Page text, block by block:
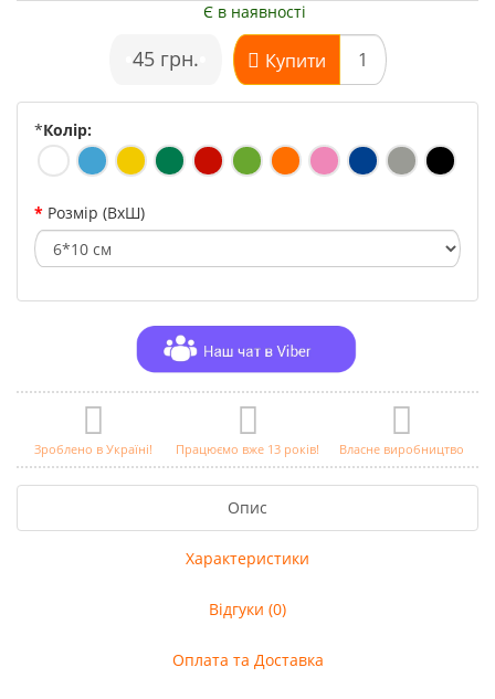
Є в наявності
45 грн. Купити
*Колір:
Розмір (ВхШ)
Зроблено в Україні! Працюємо вже 13 років! Власне виробництво
Опис
Характеристики
Відгуки (0)
Оплата та Доставка